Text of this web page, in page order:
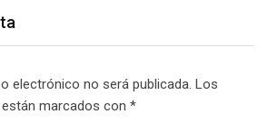
electrónico no será publicada. Los
marcados con *